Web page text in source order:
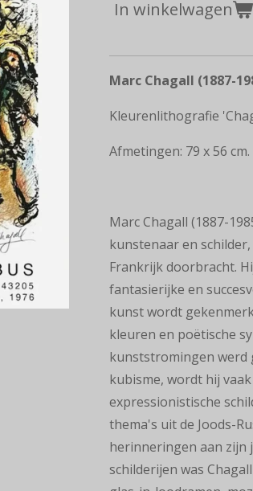
In winkelwagen
Marc Chagall (1887-
Kleurenlithografie
Afmetingen: 79 x 56 cm.
Marc Chagall (1887-
kunstenaar en schilder
Frankrijk doorbracht.
fantasierijke en
kunst wordt
kleuren en poëtische
kunststromingen werd
kubisme, wordt hij
expressionistische
thema's uit de Joods-
herinneringen aan zijn
schilderijen was